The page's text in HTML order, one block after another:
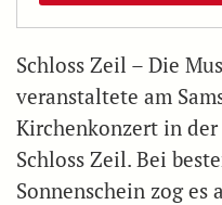
Schloss Zeil – Die
veranstaltete am
Kirchenkonzert in
Schloss Zeil. Bei
Sonnenschein zog es